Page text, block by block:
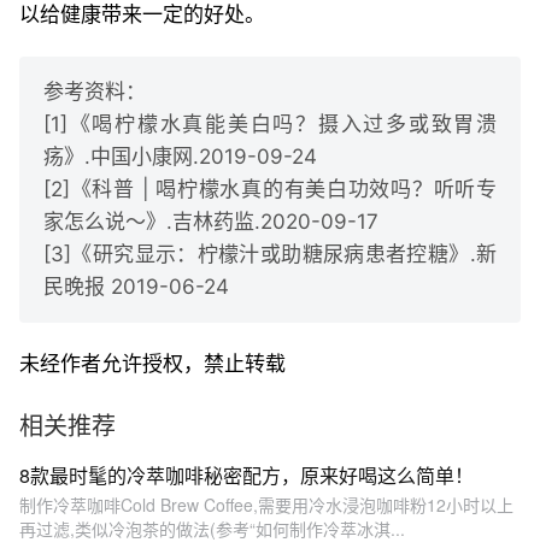
以给健康带来一定的好处。
参考资料：
[1]《喝柠檬水真能美白吗？摄入过多或致胃溃
疡》.中国小康网.2019-09-24
[2]《科普 | 喝柠檬水真的有美白功效吗？听听专
家怎么说～》.吉林药监.2020-09-17
[3]《研究显示：柠檬汁或助糖尿病患者控糖》.新
民晚报 2019-06-24
未经作者允许授权，禁止转载
相关推荐
8款最时髦的冷萃咖啡秘密配方，原来好喝这么简单！
制作冷萃咖啡Cold Brew Coffee,需要用冷水浸泡咖啡粉12小时以上
再过滤,类似冷泡茶的做法(参考“如何制作冷萃冰淇...